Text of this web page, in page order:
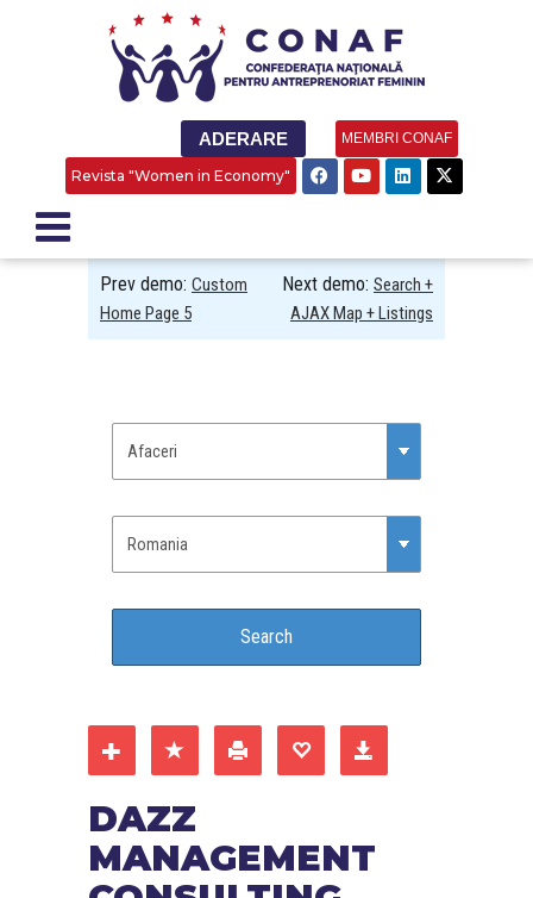
ADERARE MEMBRI CONAF
Revista "Women in Economy"
Prev demo: Custom
Home Page 5
Next demo: Search +
AJAX Map + Listings
DAZZ
MANAGEMENT